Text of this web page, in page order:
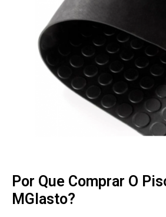
Por Que Comprar O
MGlasto?